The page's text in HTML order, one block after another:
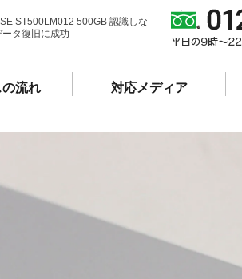
ST500LM012 500GB 認識しな
タ復旧に成功
流れ 対応メディア